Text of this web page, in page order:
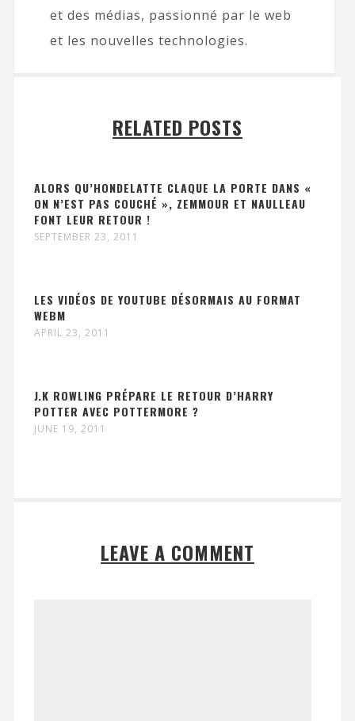
et des médias, passionné par le web
et les nouvelles technologies.
RELATED POSTS
ALORS QU’HONDELATTE CLAQUE LA PORTE DANS «
ON N’EST PAS COUCHÉ », ZEMMOUR ET NAULLEAU
FONT LEUR RETOUR !
SEPTEMBER 23, 2011
LES VIDÉOS DE YOUTUBE DÉSORMAIS AU FORMAT
WEBM
APRIL 23, 2011
J.K ROWLING PRÉPARE LE RETOUR D’HARRY
POTTER AVEC POTTERMORE ?
JUNE 19, 2011
LEAVE A COMMENT